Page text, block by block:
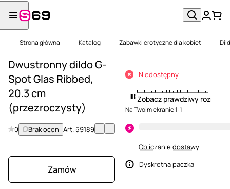
Strona główna Katalog Zabawki erotyczne dla kobiet
Dwustronny dildo G-
Spot Glas Ribbed,
20.3 cm
(przezroczysty)
0 Brak ocen Art. 59189
Zamów
Niedostępny
Zobacz prawdziwy rozmiar
Na Twoim ekranie 1:1
Obliczanie dostawy
Dyskretna paczka